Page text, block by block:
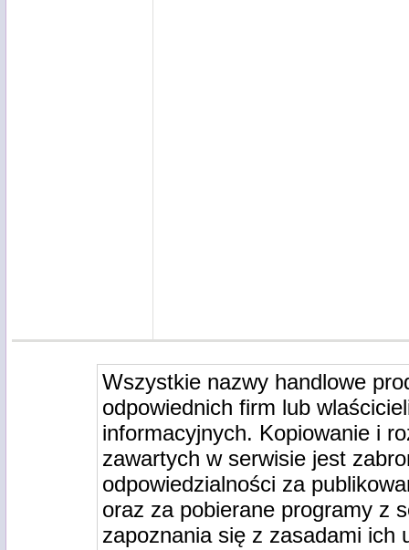
Wszystkie nazwy handlowe
odpowiednich firm lub
informacyjnych. Kopiowanie i
zawartych w serwisie jest
odpowiedzialności za
oraz za pobierane programy z
zapoznania się z zasadami ich